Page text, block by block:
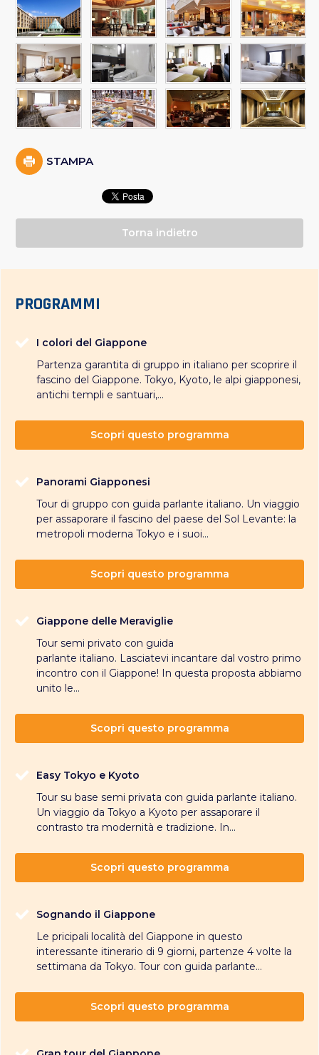
STAMPA
Torna indietro
PROGRAMMI
I colori del Giappone
Partenza garantita di gruppo in italiano per scoprire il
fascino del Giappone. Tokyo, Kyoto, le alpi giapponesi,
antichi templi e santuari,...
Scopri questo programma
Panorami Giapponesi
Tour di gruppo con guida parlante italiano. Un viaggio
per assaporare il fascino del paese del Sol Levante: la
metropoli moderna Tokyo e i suoi...
Scopri questo programma
Giappone delle Meraviglie
Tour semi privato con guida
parlante italiano. Lasciatevi incantare dal vostro primo
incontro con il Giappone! In questa proposta abbiamo
unito le...
Scopri questo programma
Easy Tokyo e Kyoto
Tour su base semi privata con guida parlante italiano.
Un viaggio da Tokyo a Kyoto per assaporare il
contrasto tra modernità e tradizione. In...
Scopri questo programma
Sognando il Giappone
Le pricipali località del Giappone in questo
interessante itinerario di 9 giorni, partenze 4 volte la
settimana da Tokyo. Tour con guida parlante...
Scopri questo programma